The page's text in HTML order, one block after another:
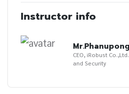
Instructor info
CEO, iRobust Co.,Ltd. Software Development
and Security